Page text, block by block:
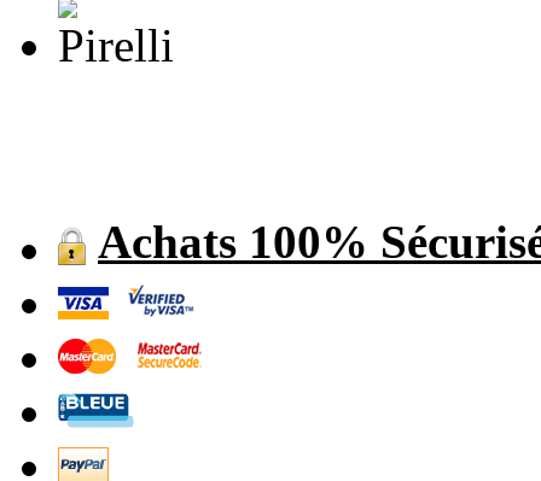
Achats 100%